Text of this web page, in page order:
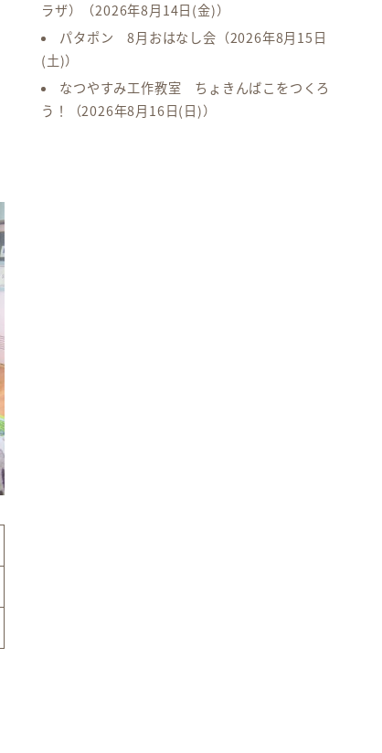
ラザ）
（2026年8月14日(金)）
パタポン 8月おはなし会 （2026年8月15日
(土)）
なつやすみ工作教室 ちょきんばこをつくろ
う！
（2026年8月16日(日)）